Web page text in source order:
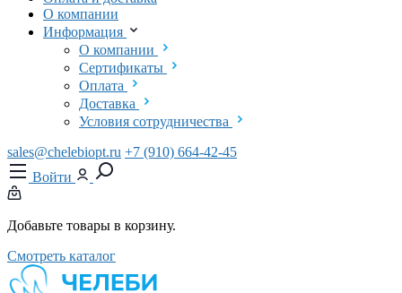
О компании
Информация
О компании
Сертификаты
Оплата
Доставка
Условия сотрудничества
sales@chelebiopt.ru +7 (910) 664-42-45
Войти
Добавьте товары в корзину.
Смотреть каталог